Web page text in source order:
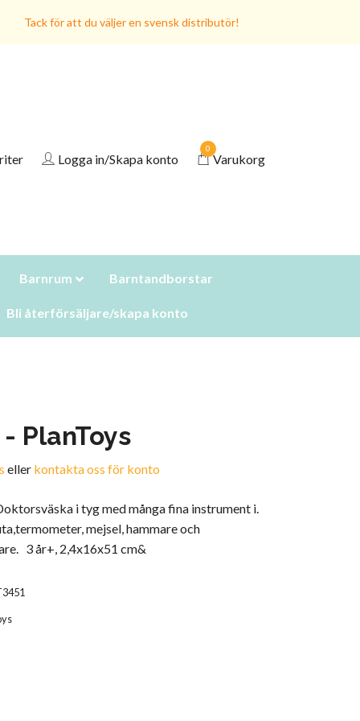
Tack för att du väljer en svensk distributör!
Logga in/Skapa konto
0
Varukorg
Barnrum Barntandborstar
Bli återförsäljare/skapa konto
PlanToys
eller kontakta oss för konto
i tyg med många fina instrument i.
mejsel, hammare och
3 år+, 2,4x16x51 cm&